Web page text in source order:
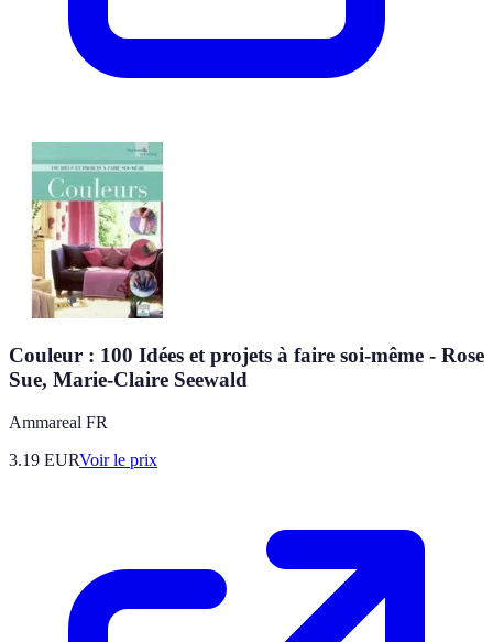
Couleur : 100 Idées et projets à faire soi-même - Rose
Sue, Marie-Claire Seewald
Ammareal FR
3.19 EURVoir le prix